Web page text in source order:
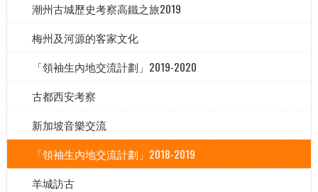
潮州古城歷史考察高鐵之旅2019
梅州及河源的客家文化
「領袖生內地交流計劃」2019-2020
古都西安考察
新加坡音樂交流
「領袖生內地交流計劃」2018-2019
羊城訪古